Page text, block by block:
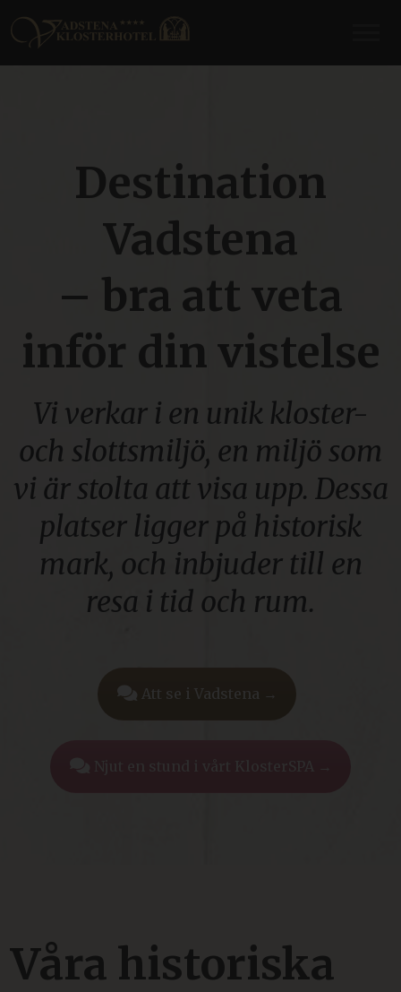
Destination
Vadstena
– bra att veta
inför din vistelse
Vi verkar i en unik kloster-
och slottsmiljö, en miljö som
vi är stolta att visa upp. Dessa
platser ligger på historisk
mark, och inbjuder till en
resa i tid och rum.
Att se i Vadstena →
Våra historiska